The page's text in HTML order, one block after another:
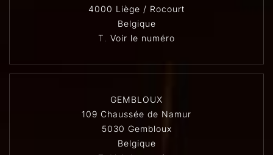
4000 Liège / Rocourt
Belgique
T. Voir le numéro
GEMBLOUX
109 Chaussée de Namur
5030 Gembloux
Belgique